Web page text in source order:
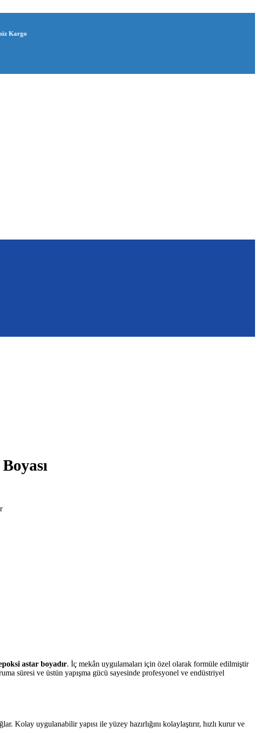
astar boyadır. İç mekân uygulamaları için özel olarak formüle edilmiştir
süresi ve üstün yapışma gücü sayesinde profesyonel ve endüstriyel
Kolay uygulanabilir yapısı ile yüzey hazırlığını kolaylaştırır, hızlı kurur ve